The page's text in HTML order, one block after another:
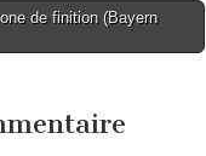
de finition (Bayern